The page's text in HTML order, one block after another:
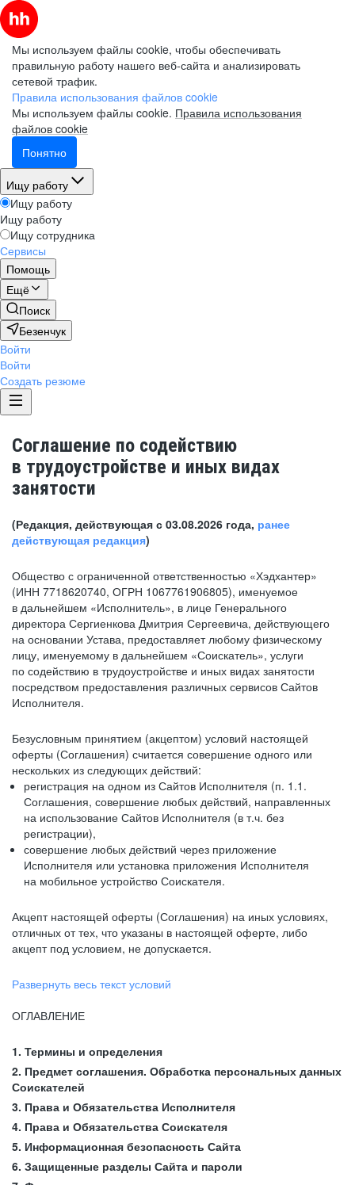
Мы используем файлы cookie, чтобы обеспечивать
правильную работу нашего веб-сайта и анализировать
сетевой трафик.
Правила использования файлов cookie
Мы используем файлы cookie. Правила использования
файлов cookie
Понятно
Ищу работу
Ищу работу
Ищу работу
Ищу сотрудника
Сервисы
Помощь
Ещё
Поиск
Безенчук
Войти
Войти
Создать резюме
Соглашение по содействию
в трудоустройстве и иных видах
занятости
(Редакция, действующая с 03.08.2026 года, ранее
действующая редакция)
Общество с ограниченной ответственностью «Хэдхантер»
(ИНН 7718620740, ОГРН 1067761906805), именуемое
в дальнейшем «Исполнитель», в лице Генерального
директора Сергиенкова Дмитрия Сергеевича, действующего
на основании Устава, предоставляет любому физическому
лицу, именуемому в дальнейшем «Соискатель», услуги
по содействию в трудоустройстве и иных видах занятости
посредством предоставления различных сервисов Сайтов
Исполнителя.
Безусловным принятием (акцептом) условий настоящей
оферты (Соглашения) считается совершение одного или
нескольких из следующих действий:
регистрация на одном из Сайтов Исполнителя (п. 1.1.
Соглашения, совершение любых действий, направленных
на использование Сайтов Исполнителя (в т.ч. без
регистрации),
совершение любых действий через приложение
Исполнителя или установка приложения Исполнителя
на мобильное устройство Соискателя.
Акцепт настоящей оферты (Соглашения) на иных условиях,
отличных от тех, что указаны в настоящей оферте, либо
акцепт под условием, не допускается.
Развернуть весь текст условий
ОГЛАВЛЕНИЕ
1. Термины и определения
2. Предмет соглашения. Обработка персональных данных
Соискателей
3. Права и Обязательства Исполнителя
4. Права и Обязательства Соискателя
5. Информационная безопасность Сайта
6. Защищенные разделы Сайта и пароли